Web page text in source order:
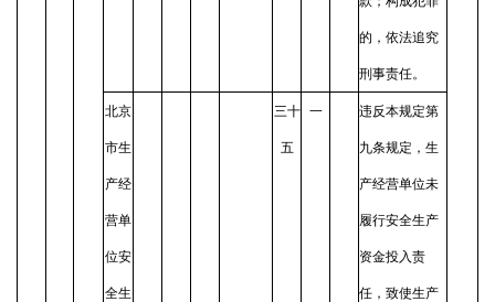
的，依法追究
刑事责任。
北京
市生
产经
营单
位安
全生
三十
五
一 违反本规定第
九条规定，生
产经营单位未
履行安全生产
资金投入责
任，致使生产